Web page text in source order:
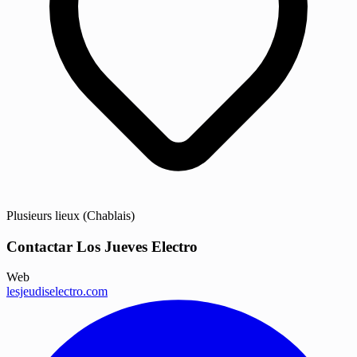
Plusieurs lieux (Chablais)
Contactar Los Jueves Electro
Web
lesjeudiselectro.com